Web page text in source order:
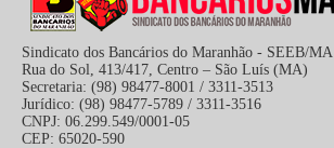
Sindicato dos Bancários do Maranhão - SEEB/MA
Rua do Sol, 413/417, Centro – São Luís (MA)
Secretaria: (98) 98477-8001 / 3311-3513
Jurídico: (98) 98477-5789 / 3311-3516
CNPJ: 06.299.549/0001-05
CEP: 65020-590